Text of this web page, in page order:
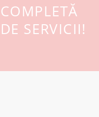
COMPLETĂ
DE SERVICII!